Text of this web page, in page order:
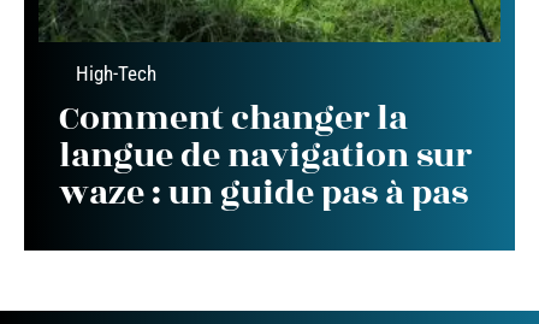
High-Tech
Comment changer la
langue de navigation sur
waze : un guide pas à pas